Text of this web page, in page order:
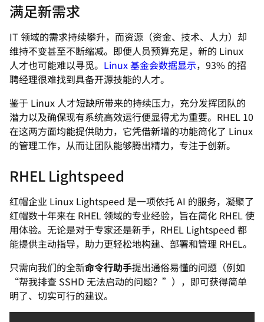
满足新需求
IT 领域的需求持续攀升，而资源（资金、技术、人力）却
维持不变甚至不断缩减。即便人员预算充足，新的 Linux
人才也可能难以寻觅。 Linux 基金会数据显示，93% 的招
聘经理很难找到具备开源技能的人才。
鉴于 Linux 人才短缺所带来的持续压力，充分发挥团队的
潜力以及确保现有系统高效运行便显得尤为重要。RHEL 10
在这两方面均能提供助力，它凭借新增的功能简化了 Linux
的管理工作，从而让团队能够腾出精力，专注于创新。
RHEL Lightspeed
红帽企业 Linux Lightspeed 是一项依托 AI 的服务，凝聚了
红帽数十年来在 RHEL 领域的专业经验，旨在简化 RHEL 使
用体验。无论是对于专家还是新手，RHEL Lightspeed 都
能提供主动指导，助力更轻松地构建、部署和管理 RHEL。
只需向我们的全新命令行助手提出通俗易懂的问题（例如
“帮我排查 SSHD 无法启动的问题？”），即可获得简单
明了、切实可行的建议。